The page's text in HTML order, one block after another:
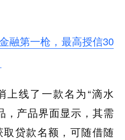
融第一枪，最高授信30
上线了一款名为“滴水
，产品界面显示，其需
贷款名额，可随借随